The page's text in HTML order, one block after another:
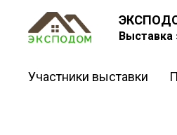
Выставка
Участники выставки